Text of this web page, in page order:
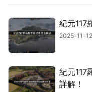
紀元117
2025-11-12
紀元117
詳解！